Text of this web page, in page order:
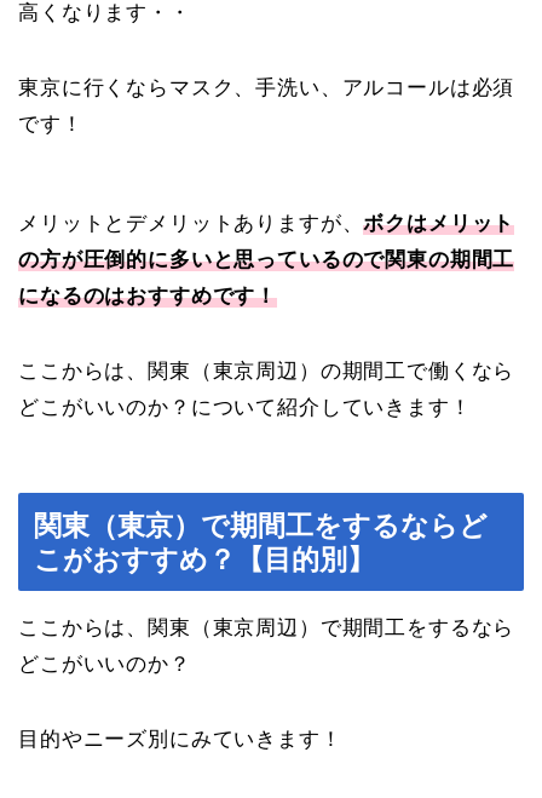
高くなります・・
東京に行くならマスク、手洗い、アルコールは必須
です！
メリットとデメリットありますが、ボクはメリット
の方が圧倒的に多いと思っているので関東の期間工
になるのはおすすめです！
ここからは、関東（東京周辺）の期間工で働くなら
どこがいいのか？について紹介していきます！
関東（東京）で期間工をするならど
こがおすすめ？【目的別】
ここからは、関東（東京周辺）で期間工をするなら
どこがいいのか？
目的やニーズ別にみていきます！